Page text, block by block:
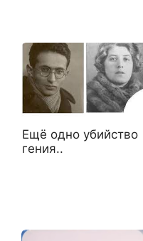
Ещё одно убийство
гения..